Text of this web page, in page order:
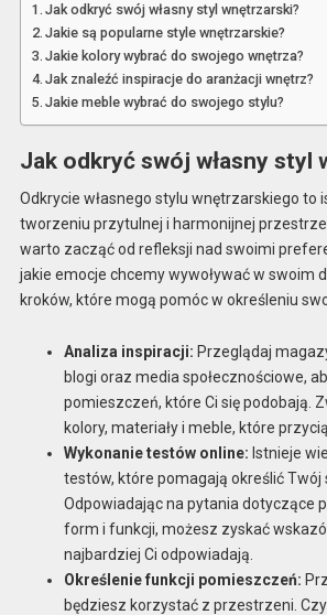
Jak odkryć swój własny styl wnętrzarski?
Jakie są popularne style wnętrzarskie?
Jakie kolory wybrać do swojego wnętrza?
Jak znaleźć inspiracje do aranżacji wnętrz?
Jakie meble wybrać do swojego stylu?
Jak odkryć swój własny styl
Odkrycie własnego stylu wnętrzarskiego to
tworzeniu przytulnej i harmonijnej
warto zacząć od refleksji nad swoimi
jakie emocje chcemy wywoływać w swoim
kroków, które mogą pomóc w określeniu
Analiza inspiracji: Przeglądaj
blogi oraz media społecznościowe,
pomieszczeń, które Ci się podobają.
kolory, materiały i meble, które
Wykonanie testów online: Istnieje
testów, które pomagają określić Twój
Odpowiadając na pytania dotyczące
form i funkcji, możesz zyskać
najbardziej Ci odpowiadają.
Określenie funkcji pomieszczeń:
będziesz korzystać z przestrzeni.